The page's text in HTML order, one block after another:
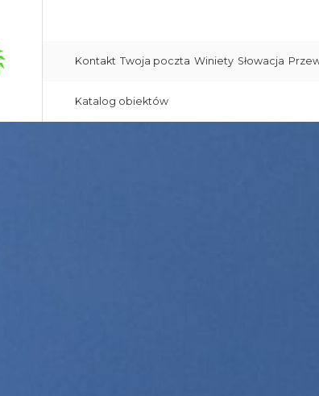
Kontakt Twoja poczta Winiety Słowacja
Katalog obiektów